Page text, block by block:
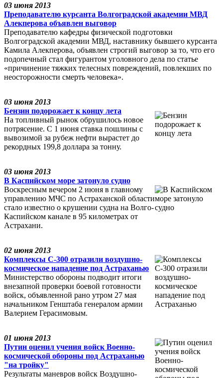
03 июня 2013
Преподавателю курсанта Волгоградской академии МВД
Алекперова объявлен выговор
Преподавателю кафедры физической подготовки
Волгоградской академии МВД, наставнику бывшего курсанта
Камила Алекперова, объявлен строгий выговор за то, что его
подопечный стал фигурантом уголовного дела по статье
«причинение тяжких телесных повреждений, повлекших по
неосторожности смерть человека».
03 июня 2013
Бензин подорожает к концу лета
На топливный рынок обрушилось новое
потрясение. С 1 июня ставка пошлины с
вывозимой за рубеж нефти вырастет до
рекордных 199,8 доллара за тонну.
03 июня 2013
В Каспийском море затонуло судно
Воскресным вечером 2 июня в главному
управлению МЧС по Астраханской области
стало известно о крушении судна на Волго-
Каспийском канале в 95 километрах от
Астрахани.
02 июня 2013
Комплексы С-300 отразили воздушно-
космическое нападение под Астраханью
Министерство обороны подводит итоги
внезапной проверки боевой готовности
войск, объявленной рано утром 27 мая
начальником Генштаба генералом армии
Валерием Герасимовым.
01 июня 2013
Путин оценил учения войск Военно-
космической обороны под Астраханью
"на тройку"
Результаты маневров войск Воздушно-